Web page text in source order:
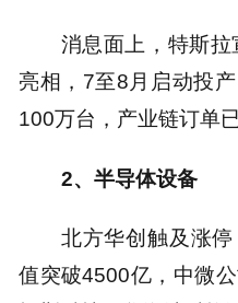
消息面上，特斯
亮相，7至8月启动投
100万台，产业链订单
2、半导体设备
北方华创触及涨
值突破4500亿，中微